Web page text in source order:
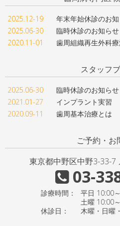
2025.12-19
年末年始休診のお
2025.06-30
臨時休診のお知らせ
2020.11-01
歯周組織再生外科
スタッフ
2025.06-30
臨時休診のお知らせ
2021.01-27
インプラント実習
2020.09-11
歯周基本治療とは
ご予約・お
東京都中野区中野3-33-7
03-
診療時間：
平日 10:00
土曜 10:00
休診日：
木曜・日曜